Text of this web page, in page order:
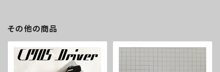
その他の商品